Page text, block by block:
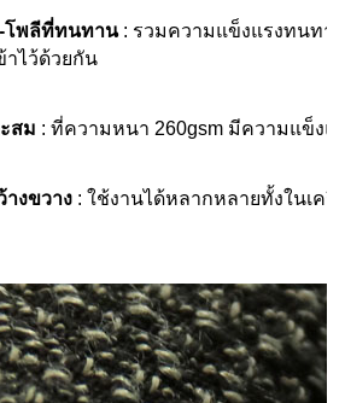
โพลีที่ทนทาน : รวมความแข็งแรงทนท
าไว้ด้วยกัน
สม : ที่ความหนา 260gsm มีความแข็งแ
างขวาง : ใช้งานได้หลากหลายทั้งในเค